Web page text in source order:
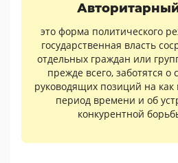
это форма политического
государственная власть
отдельных граждан или
прежде всего, заботятся о
руководящих позиций на
период времени и об
конкурентной